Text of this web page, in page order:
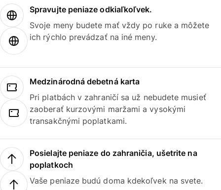
Spravujte peniaze odkiaľkoľvek.
Svoje meny budete mať vždy po ruke a môžete
ich rýchlo prevádzať na iné meny.
Medzinárodná debetná karta
Pri platbách v zahraničí sa už nebudete musieť
zaoberať kurzovými maržami a vysokými
transakčnými poplatkami.
Posielajte peniaze do zahraničia, ušetrite na
poplatkoch
Vaše peniaze budú doma kdekoľvek na svete.